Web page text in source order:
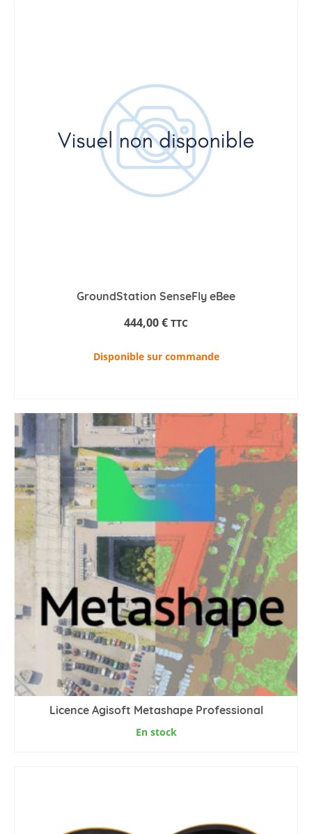
GroundStation SenseFly eBee
444,00€ TTC
Disponible sur commande
Licence Agisoft Metashape Professional
En stock